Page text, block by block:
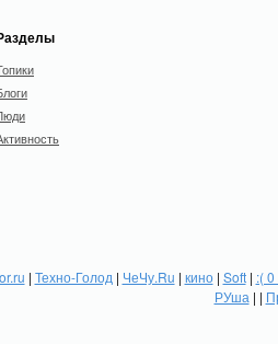
| Техно-Голод | ЧеЧу.Ru | кино| Soft| :(
РУша | |